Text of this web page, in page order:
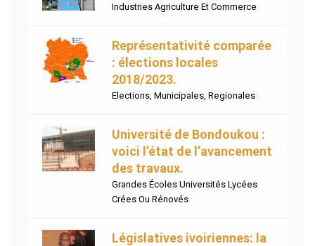
Industries Agriculture Et Commerce
Représentativité comparée
: élections locales
2018/2023.
Elections Municipales Regionales
Université de Bondoukou :
voici l’état de l’avancement
des travaux.
Grandes Écoles Universités Lycées
Crées Ou Rénovés
Législatives ivoiriennes: la